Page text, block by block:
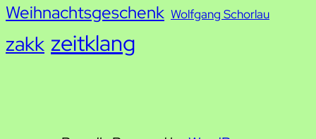
Weihnachtsgeschenk Wolfgang Schorlau
zakk zeitklang